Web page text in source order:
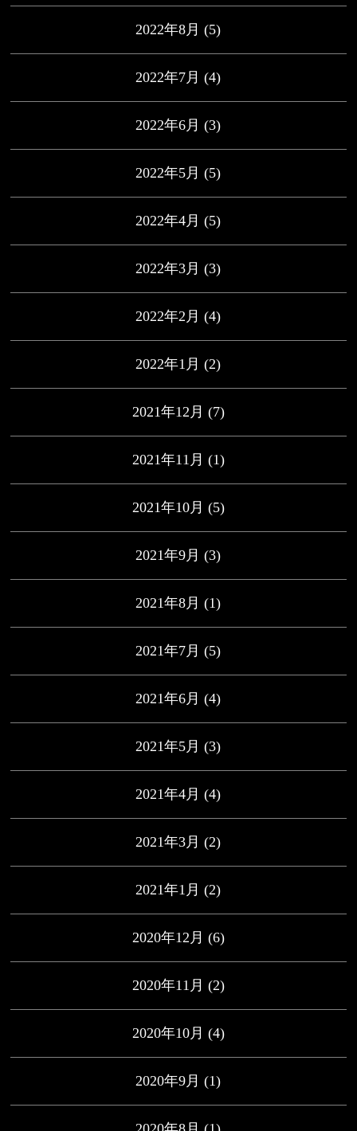
2022年8月 (5)
2022年7月 (4)
2022年6月 (3)
2022年5月 (5)
2022年4月 (5)
2022年3月 (3)
2022年2月 (4)
2022年1月 (2)
2021年12月 (7)
2021年11月 (1)
2021年10月 (5)
2021年9月 (3)
2021年8月 (1)
2021年7月 (5)
2021年6月 (4)
2021年5月 (3)
2021年4月 (4)
2021年3月 (2)
2021年1月 (2)
2020年12月 (6)
2020年11月 (2)
2020年10月 (4)
2020年9月 (1)